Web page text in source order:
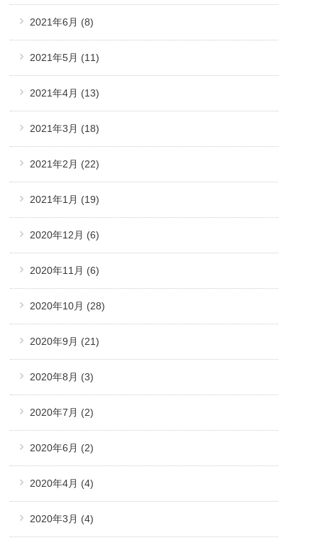
2021年6月 (8)
2021年5月 (11)
2021年4月 (13)
2021年3月 (18)
2021年2月 (22)
2021年1月 (19)
2020年12月 (6)
2020年11月 (6)
2020年10月 (28)
2020年9月 (21)
2020年8月 (3)
2020年7月 (2)
2020年6月 (2)
2020年4月 (4)
2020年3月 (4)